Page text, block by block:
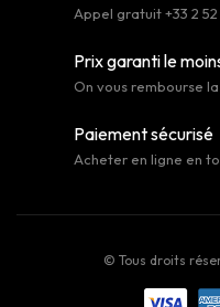
Appel gratuit +33 2 52
Prix garanti le
On vous rembourse
Paiement sécurisé
Acheter en ligne en
© Tous droits